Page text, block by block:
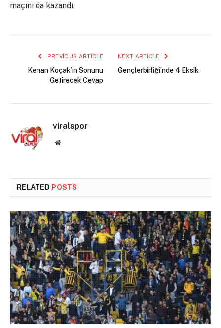
maçını da kazandı.
PREVIOUS ARTICLE
Kenan Koçak’ın Sonunu
Getirecek Cevap
NEXT ARTICLE
Gençlerbirliği’nde 4 Eksik
viralspor
Website
RELATED POSTS